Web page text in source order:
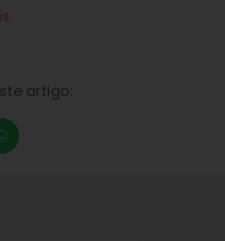
.
artigo: